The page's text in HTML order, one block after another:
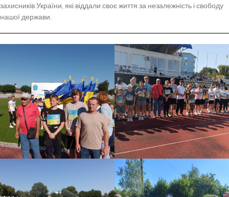
захисників України, які віддали своє життя за незалежність і свободу
нашої держави.